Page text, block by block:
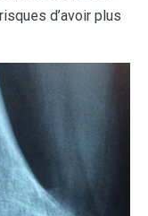
d’avoir plus